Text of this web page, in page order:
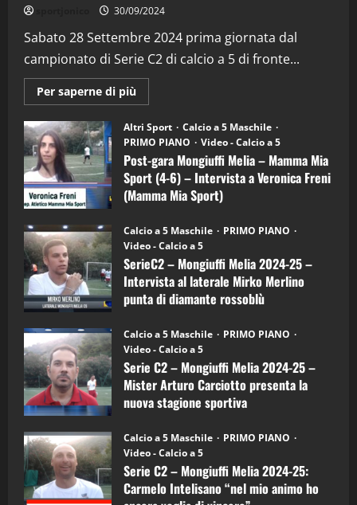
30/09/2024
Sabato 28 Settembre 2024 prima giornata dal
campionato di Serie C2 di calcio a 5 di fronte...
Per saperne di più
informazioni
Post-
gara
Mongiuffi
Melia
–
Mamma
Mia
Sport
6)
–
Intervista
a
mister
Arturo
Carciotto
(Mongiuffi
Altri Sport
Calcio a 5 Maschile
PRIMO PIANO
Video - Calcio a 5
Post-gara Mongiuffi Melia – Mamma Mia
Sport (4-6) – Intervista a Veronica Freni
(Mamma Mia Sport)
Calcio a 5 Maschile
PRIMO PIANO
Video - Calcio a 5
SerieC2 – Mongiuffi Melia 2024-25 –
Intervista al laterale Mirko Merlino
punta di diamante rossoblù
Calcio a 5 Maschile
PRIMO PIANO
Video - Calcio a 5
Serie C2 – Mongiuffi Melia 2024-25 –
Mister Arturo Carciotto presenta la
nuova stagione sportiva
Calcio a 5 Maschile
PRIMO PIANO
Video - Calcio a 5
Serie C2 – Mongiuffi Melia 2024-25:
Carmelo Intelisano “nel mio animo ho
2
“SportEmpire” in Podcast: 29^ Puntata
(Martedi 28 Aprile 2026)
28/04/2026
3
"SportEmpire" in Podcast
“SportEmpire” in Podcast: 28^ Puntata
(Martedi 21 Aprile 2026)
21/04/2026
4
“SportEmpire” in Podcast: 27^ Puntata
(Martedi 14 Aprile 2026)
15/04/2026
5
“SportEmpire” in Podcast: 26^ Puntata
(Martedi 07 Aprile 2026)
08/04/2026
1
“SportEmpire” in Podcast: 30^ Puntata
(Martedi 05 Maggio 2026)
08/05/2026